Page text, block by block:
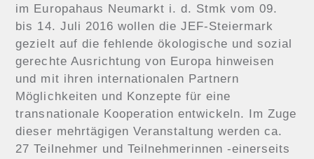
im Europahaus Neumarkt i. d. Stmk vom 09.
bis 14. Juli 2016 wollen die JEF-Steiermark
gezielt auf die fehlende ökologische und sozial
gerechte Ausrichtung von Europa hinweisen
und mit ihren internationalen Partnern
Möglichkeiten und Konzepte für eine
transnationale Kooperation entwickeln. Im Zuge
dieser mehrtägigen Veranstaltung werden ca.
27 Teilnehmer und Teilnehmerinnen -einerseits